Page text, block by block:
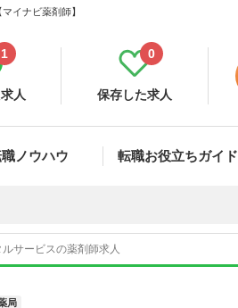
イナビ薬剤師】
人
1
保存した求人
0
ノウハウ 転職お役立ちガイド
サービスの薬剤師求人
局